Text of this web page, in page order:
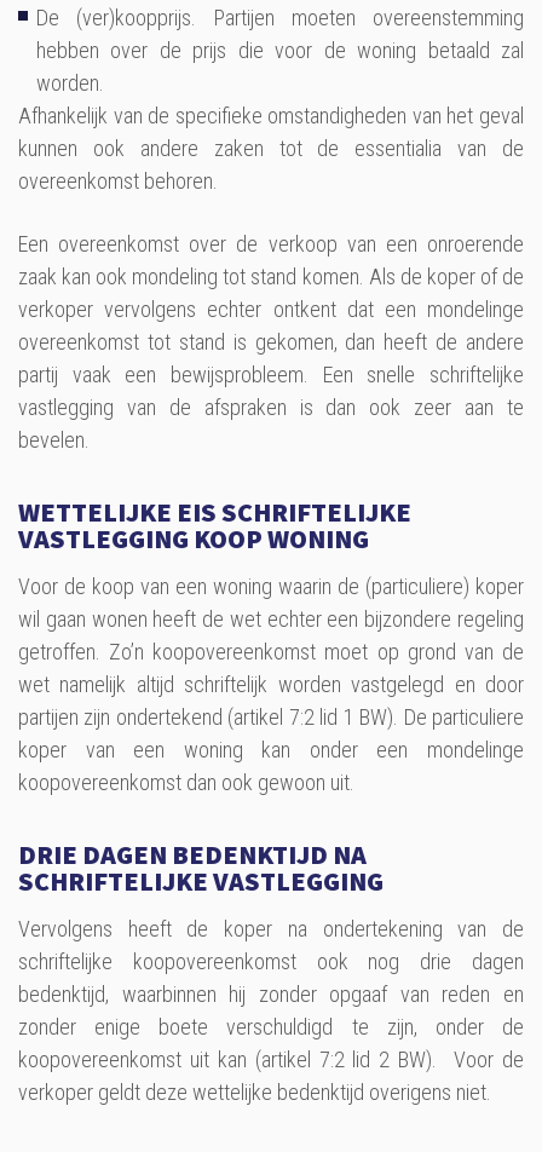
De (ver)koopprijs. Partijen moeten overeenstemming
hebben over de prijs die voor de woning betaald zal
worden.
Afhankelijk van de specifieke omstandigheden van het geval
kunnen ook andere zaken tot de essentialia van de
overeenkomst behoren.
Een overeenkomst over de verkoop van een onroerende
zaak kan ook mondeling tot stand komen. Als de koper of de
verkoper vervolgens echter ontkent dat een mondelinge
overeenkomst tot stand is gekomen, dan heeft de andere
partij vaak een bewijsprobleem. Een snelle schriftelijke
vastlegging van de afspraken is dan ook zeer aan te
bevelen.
WETTELIJKE EIS SCHRIFTELIJKE
VASTLEGGING KOOP WONING
Voor de koop van een woning waarin de (particuliere) koper
wil gaan wonen heeft de wet echter een bijzondere regeling
getroffen. Zo’n koopovereenkomst moet op grond van de
wet namelijk altijd schriftelijk worden vastgelegd en door
partijen zijn ondertekend (artikel 7:2 lid 1 BW). De particuliere
koper van een woning kan onder een mondelinge
koopovereenkomst dan ook gewoon uit.
DRIE DAGEN BEDENKTIJD NA
SCHRIFTELIJKE VASTLEGGING
Vervolgens heeft de koper na ondertekening van de
schriftelijke koopovereenkomst ook nog drie dagen
bedenktijd, waarbinnen hij zonder opgaaf van reden en
zonder enige boete verschuldigd te zijn, onder de
koopovereenkomst uit kan (artikel 7:2 lid 2 BW). Voor de
verkoper geldt deze wettelijke bedenktijd overigens niet.